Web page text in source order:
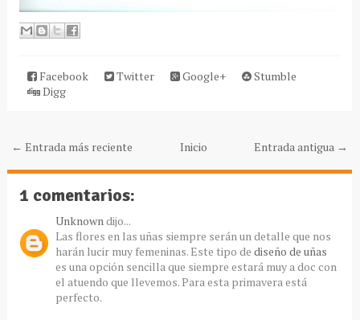
Facebook Twitter Google+
Stumble
Digg
← Entrada más reciente Entrada antigua →
Inicio
1 comentarios:
Unknowndijo...
Las flores en las uñas siempre serán un detalle que nos
harán lucir muy femeninas. Este tipo de diseño de uñas
es una opción sencilla que siempre estará muy a doc con
el atuendo que llevemos. Para esta primavera está
perfecto.